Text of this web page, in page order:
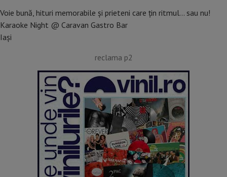
Voie bună, hituri memorabile și prieteni care țin ritmul… sau nu!
Karaoke Night @ Caravan Gastro Bar
Iaşi
reclama p2